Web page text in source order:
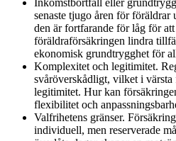
Inkomstbortfall eller
senaste tjugo åren för föräldrar
den är fortfarande för låg för
föräldraförsäkringen lindra
ekonomisk grundtrygghet för
Komplexitet och legitimitet.
svåröverskådligt, vilket i
legitimitet. Hur kan
flexibilitet och
Valfrihetens gränser.
individuell, men reserverade